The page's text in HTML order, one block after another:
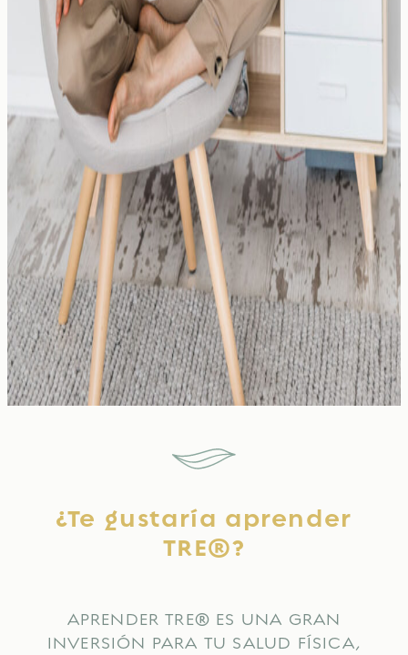
¿Te gustaría aprender
TRE®?
APRENDER TRE® ES UNA GRAN
INVERSIÓN PARA TU SALUD FÍSICA,